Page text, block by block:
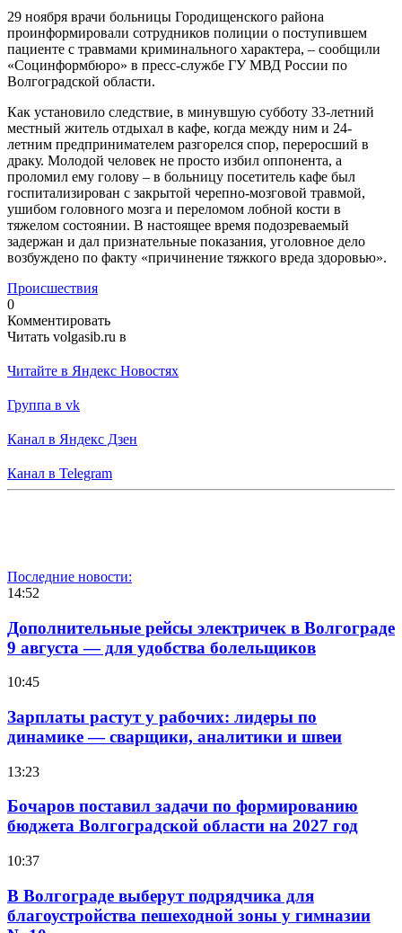
29 ноября врачи больницы Городищенского района
проинформировали сотрудников полиции о поступившем
пациенте с травмами криминального характера, – сообщили
«Социнформбюро» в пресс-службе ГУ МВД России по
Волгоградской области.
Как установило следствие, в минувшую субботу 33-летний
местный житель отдыхал в кафе, когда между ним и 24-
летним предпринимателем разгорелся спор, переросший в
драку. Молодой человек не просто избил оппонента, а
проломил ему голову – в больницу посетитель кафе был
госпитализирован с закрытой черепно-мозговой травмой,
ушибом головного мозга и переломом лобной кости в
тяжелом состоянии. В настоящее время подозреваемый
задержан и дал признательные показания, уголовное дело
возбуждено по факту «причинение тяжкого вреда здоровью».
Происшествия
0
Комментировать
Читать volgasib.ru в
Читайте в Яндекс Новостях
Группа в vk
Канал в Яндекс Дзен
Канал в Telegram
Последние новости:
14:52
Дополнительные рейсы электричек в Волгограде
9 августа — для удобства болельщиков
10:45
Зарплаты растут у рабочих: лидеры по
динамике — сварщики, аналитики и швеи
13:23
Бочаров поставил задачи по формированию
бюджета Волгоградской области на 2027 год
10:37
В Волгограде выберут подрядчика для
благоустройства пешеходной зоны у гимназии